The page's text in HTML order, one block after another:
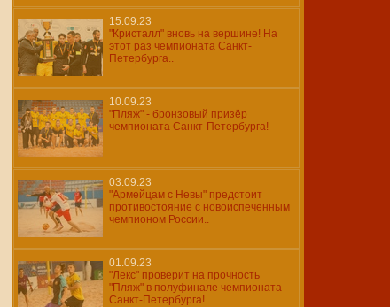
15.09.23
"Кристалл" вновь на вершине! На
этот раз чемпионата Санкт-
Петербурга..
10.09.23
"Пляж" - бронзовый призёр
чемпионата Санкт-Петербурга!
03.09.23
"Армейцам с Невы" предстоит
противостояние с новоиспеченным
чемпионом России..
01.09.23
"Лекс" проверит на прочность
"Пляж" в полуфинале чемпионата
Санкт-Петербурга!